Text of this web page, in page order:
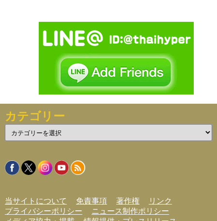
カテゴリー
テ
リ
ー
当サイトについて 免責事項 著作権
リンク
プライバシーポリシー
ニュース制作ポリシー